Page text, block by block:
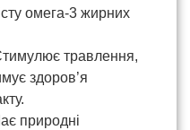
омега-3 жирних
травлення,
здоров’я
природні